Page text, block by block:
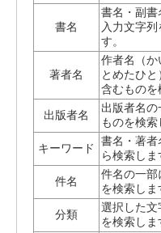
書名
書名・副書
入力文字
す。
著者名
作者名（か
とめたひ
含むものを
出版者名
出版者名
ものを検索
キーワード
書名・著者
ら検索しま
件名
件名の一部
を検索しま
分類
選択した文
を検索しま